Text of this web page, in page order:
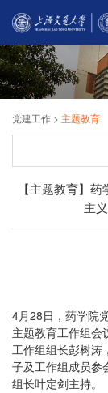
党建工作 > 主题教育
【主题教育】
主
4月28日，药学院
主题教育工作组会
工作组组长彭树涛
子及工作组成员参
组长叶定剑主持。